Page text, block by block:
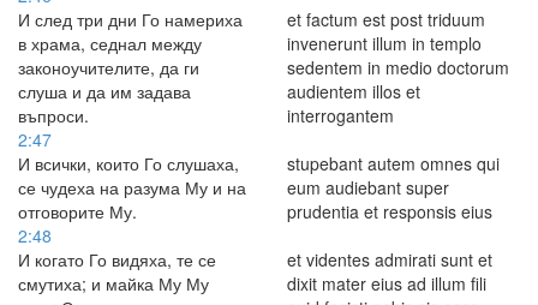
И след три дни Го намериха
в храма, седнал между
законоучителите, да ги
слуша и да им задава
въпроси.
et factum est post triduum
invenerunt illum in templo
sedentem in medio doctorum
audientem illos et
interrogantem
2:47
И всички, които Го слушаха,
се чудеха на разума Му и на
отговорите Му.
stupebant autem omnes qui
eum audiebant super
prudentia et responsis eius
2:48
И когато Го видяха, те се
смутиха; и майка Му Му
et videntes admirati sunt et
dixit mater eius ad illum fili